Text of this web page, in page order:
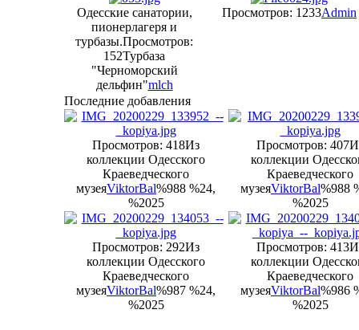
Одесские санатории,
пионерлагеря и
турбазы.Просмотров:
152Турбаза
"Черноморский
дельфин"mlch
Просмотров: 1233Admin
Последние добавления
Просмотров: 418Из
коллекции Одесского
Краеведческого
музеяViktorBal%988 %24,
%2025
Просмотров: 407
коллекции
Краеведческого
музеяViktorBal%988
%2025
Просмотров: 292Из
коллекции Одесского
Краеведческого
музеяViktorBal%987 %24,
%2025
Просмотров: 413
коллекции
Краеведческого
музеяViktorBal%986
%2025